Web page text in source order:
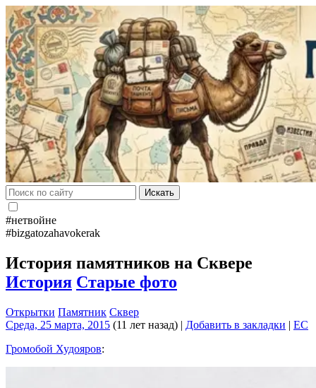
Искать
#нетвойне
#bizgatozahavokerak
История памятников на Сквере
История Старые фото
Открытки Памятник Сквер
Среда, 25 марта, 2015 (11 лет назад) | Добавить в закладки | EC
Громобой Худояров: